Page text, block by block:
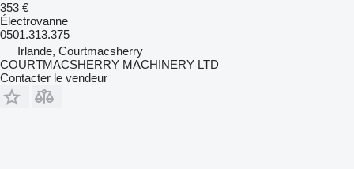
353 €
Électrovanne
0501.313.375
Irlande, Courtmacsherry
COURTMACSHERRY MACHINERY LTD
Contacter le vendeur